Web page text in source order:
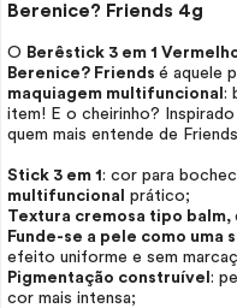
Berenice? Friends 4g
O Berêstick 3 em 1
Berenice? Friends é aquele
maquiagem multifuncional :
item! E o cheirinho?
quem mais entende de
Stick 3 em 1 : cor para
multifuncional
prático;
Textura cremosa tipo balm,
Funde-se a pele como uma
efeito uniforme e sem
Pigmentação construível :
cor mais intensa;